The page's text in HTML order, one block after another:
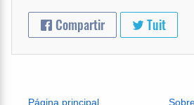
Compartir Tuit
Página principal